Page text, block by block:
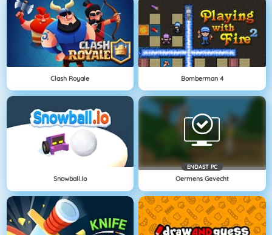
Clash Royale Bomberman 4
Snowball.io
ENDAST PC
Oermens Gevecht